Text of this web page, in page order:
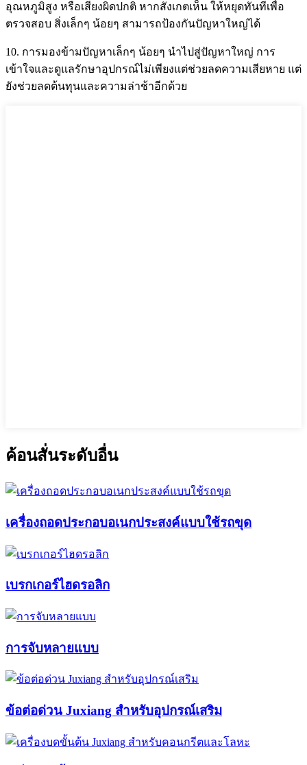
อุณหภูมิสูง หรือเสียงผิดปกติ หากสังเกตเห็น ให้หยุดทันทีเพื่อ
ตรวจสอบ สิ่งเล็กๆ น้อยๆ สามารถป้องกันปัญหาใหญ่ได้
10. การมองข้ามปัญหาเล็กๆ น้อยๆ นำไปสู่ปัญหาใหญ่ การ
เข้าใจและดูแลรักษาอุปกรณ์ไม่เพียงแต่ช่วยลดความเสียหาย แต่
ยังช่วยลดต้นทุนและความล่าช้าอีกด้วย
ค้อนสั่นระดับอื่น
เครื่องถอดประกอบอเนกประสงค์แบบใช้รถขุด
เบรกเกอร์ไฮดรอลิก
การจับหลายแบบ
ข้อต่อด่วน Juxiang สำหรับอุปกรณ์เสริม